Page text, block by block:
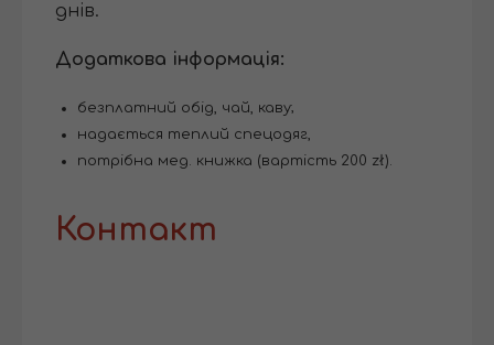
днів.
Додаткова інформація:
безплатний обід, чай, каву;
надається теплий спецодяг,
потрібна мед. книжка (вартість 200 zł).
Контакт